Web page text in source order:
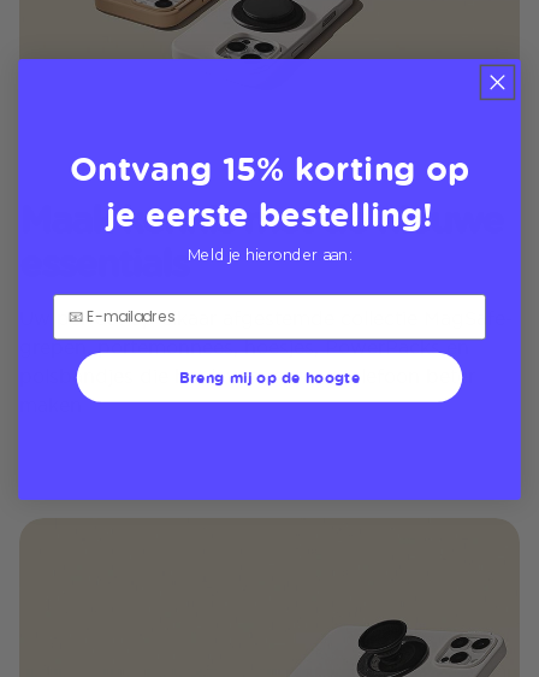
Maak kennis met de nieuwe
Uw perfect op elkaar afgestemde collectie MagSafe-
grepen, portemonnees, hoesjes, PowerPacks en
polsbandjes die het leven met uw telefoon beter
Ontvang 15% korting op
je eerste bestelling!
Meld je hieronder aan:
Breng mij op de hoogte